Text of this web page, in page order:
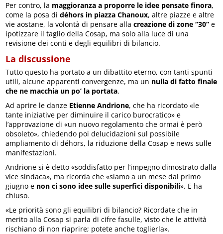
Per contro, la maggioranza a proporre le idee pensate finora,
come la posa didéhors in piazza Chanoux, altre piazze e altre
vie aostane, la volontà di pensare allacreazione di zone “30” e
ipotizzare il taglio della Cosap, ma solo alla luce di una
revisione dei conti e degli equilibri di bilancio.
La discussione
Tutto questo ha portato a un dibattito eterno, con tanti spunti
utili, alcune apparenti convergenze, ma un nulla di fatto finale
che ne macchia un po’ la portata.
Ad aprire le danze Etienne Andrione, che ha ricordato «le
tante iniziative per diminuire il carico burocratico» e
l’approvazione di «un nuovo regolamento che ormai è però
obsoleto», chiedendo poi delucidazioni sul possibile
ampliamento di déhors, la riduzione della Cosap e news sulle
manifestazioni.
Andrione si è detto «soddisfatto per l’impegno dimostrato dalla
vice sindaca», ma ricorda che «siamo a un mese dal primo
giugno e non ci sono idee sulle superfici disponibili». E ha
chiuso.
«Le priorità sono gli equilibri di bilancio? Ricordate che in
merito alla Cosap si parla di cifre fasulle, visto che le attività
rischiano di non riaprire; potete anche toglierla».